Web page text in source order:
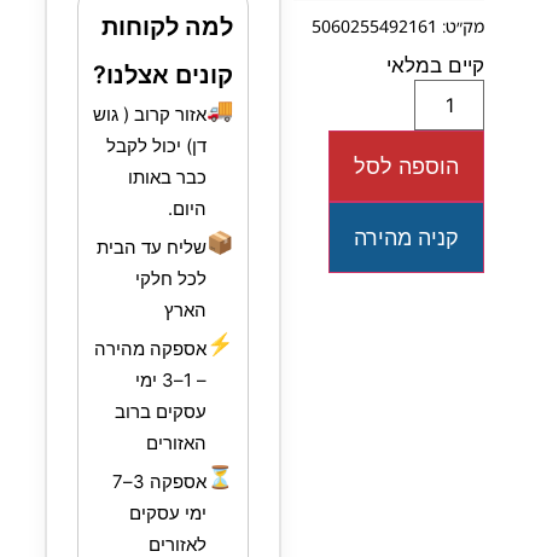
מק״ט: 5060255492161
קיים במלאי
הוספה לסל
קניה מהירה
למה לקוחות
קונים אצלנו?
🚚אזור קרוב ( גוש
דן) יכול לקבל
כבר באותו
היום.
📦שליח עד הבית
לכל חלקי
הארץ
⚡אספקה מהירה
– 1–3 ימי
עסקים ברוב
האזורים
⏳
אספקה 3–7
ימי עסקים
לאזורים